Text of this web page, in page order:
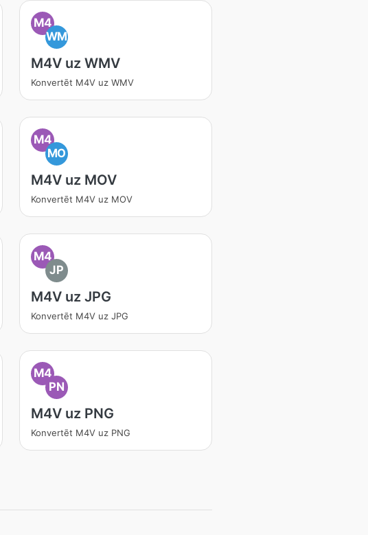
M4
WM
M4V uz WMV
Konvertēt M4V uz WMV
M4
MO
M4V uz MOV
Konvertēt M4V uz MOV
M4
JP
M4V uz JPG
Konvertēt M4V uz JPG
M4
PN
M4V uz PNG
Konvertēt M4V uz PNG